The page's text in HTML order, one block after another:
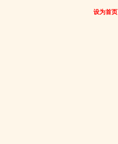
设为首页